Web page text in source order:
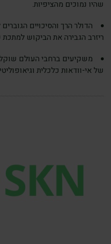
שהיו נמוכים מהציפיות.
הדולר הרך והסיכויים
ריזרב הגבירה את הביקוש למתכת
משקיעים ברחבי העולם
של אי-וודאות כלכלית